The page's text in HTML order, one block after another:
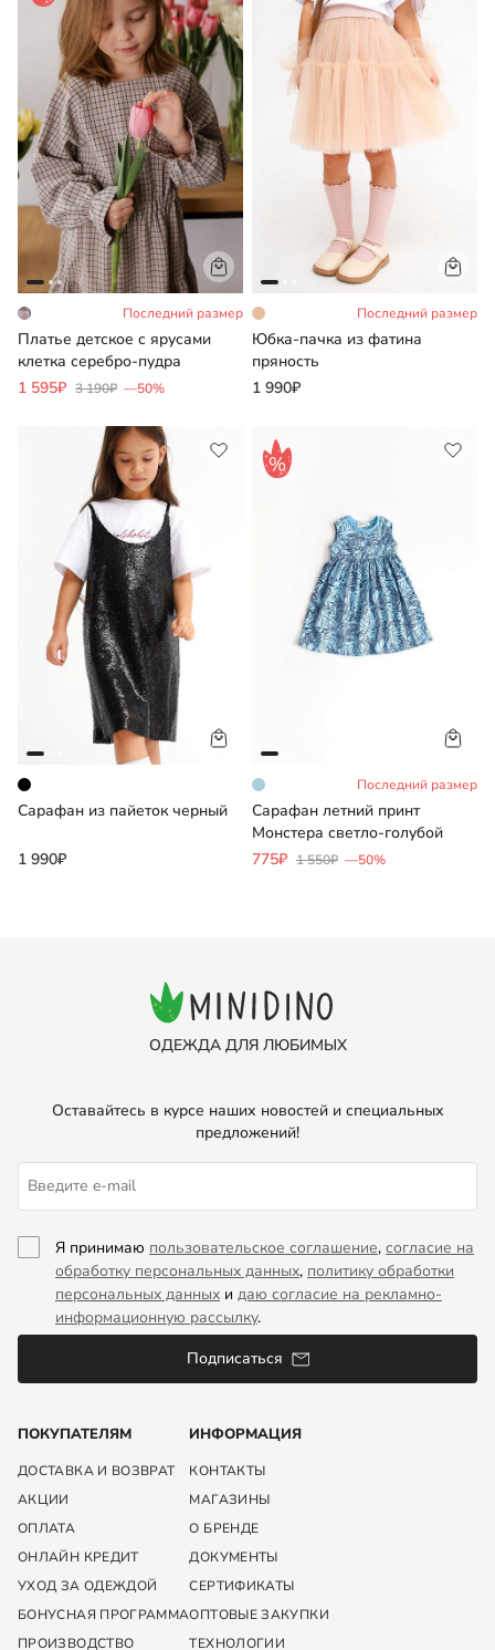
Последний размер
Платье детское с ярусами
клетка серебро-пудра
1 595₽ 3 190₽ —50%
Последний размер
Юбка-пачка из фатина
пряность
1 990₽
Сарафан из пайеток черный
1 990₽
Последний размер
Сарафан летний принт
Монстера светло-голубой
775₽ 1 550₽ —50%
ОДЕЖДА ДЛЯ ЛЮБИМЫХ
ПОКУПАТЕЛЯМ
ДОСТАВКА И ВОЗВРАТ
АКЦИИ
ОПЛАТА
ОНЛАЙН КРЕДИТ
УХОД ЗА ОДЕЖДОЙ
БОНУСНАЯ ПРОГРАММА
ПРОИЗВОДСТВО
ИНФОРМАЦИЯ
КОНТАКТЫ
МАГАЗИНЫ
О БРЕНДЕ
ДОКУМЕНТЫ
СЕРТИФИКАТЫ
ОПТОВЫЕ ЗАКУПКИ
ТЕХНОЛОГИИ
Оставайтесь в курсе наших новостей и специальных
предложений!
Я принимаю пользовательское соглашение, согласие на
обработку персональных данных, политику обработки
персональных данных и даю согласие на рекламно-
информационную рассылку.
Подписаться